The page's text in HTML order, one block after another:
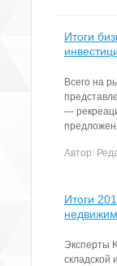
Итоги
Всего на
—
Автор:
Итоги
Эксперты
складской